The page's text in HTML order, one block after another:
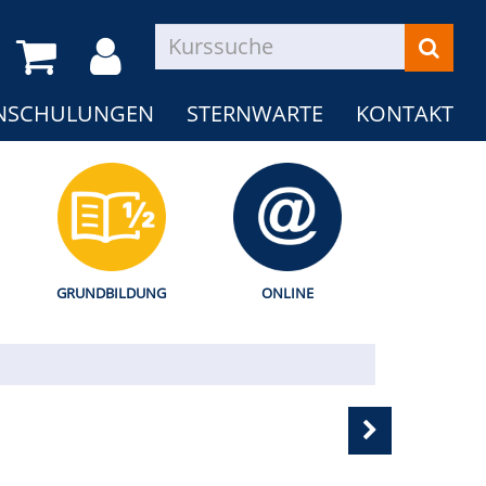
STERNWARTE KONTAKT
GRUNDBILDUNG ONLINE